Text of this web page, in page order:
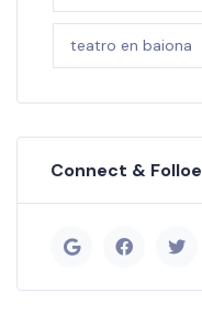
teatro en baiona
Connect & Folloe